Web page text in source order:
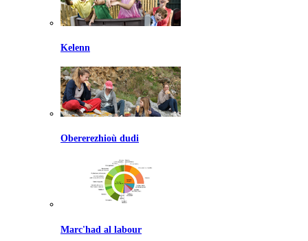
Kelenn
Obererezhioù dudi
Marc'had al labour